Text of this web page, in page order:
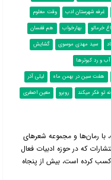
غرفه شهرستان ادب
وقت معلوم
خرمالو بهارخواب
هم قفسان
سید مهدی موسوی
گشایش
و رد کبوترها
هفت سین در بهمن ماه
لیلی آذر
تو فکر میکند روبرو
معین اصغری
با رمان‌ها و مجموعه شعرهای
که در حوزه ادبیات فعال
کسب کرده است، بیش از پنجاه